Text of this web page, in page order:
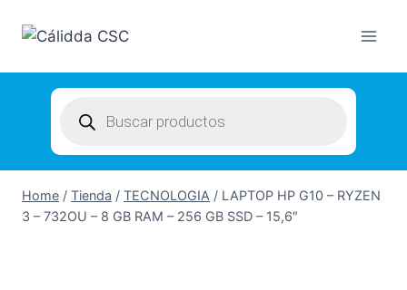
search
Home / Tienda / TECNOLOGIA / LAPTOP HP G10 – RYZEN
3 – 732OU – 8 GB RAM – 256 GB SSD – 15,6″